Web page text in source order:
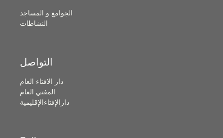
الجوامع و المساجد
النشاطات
التواصل
دار الافتاء العام
المفتي العام
دارالإفتاءالإقليمية